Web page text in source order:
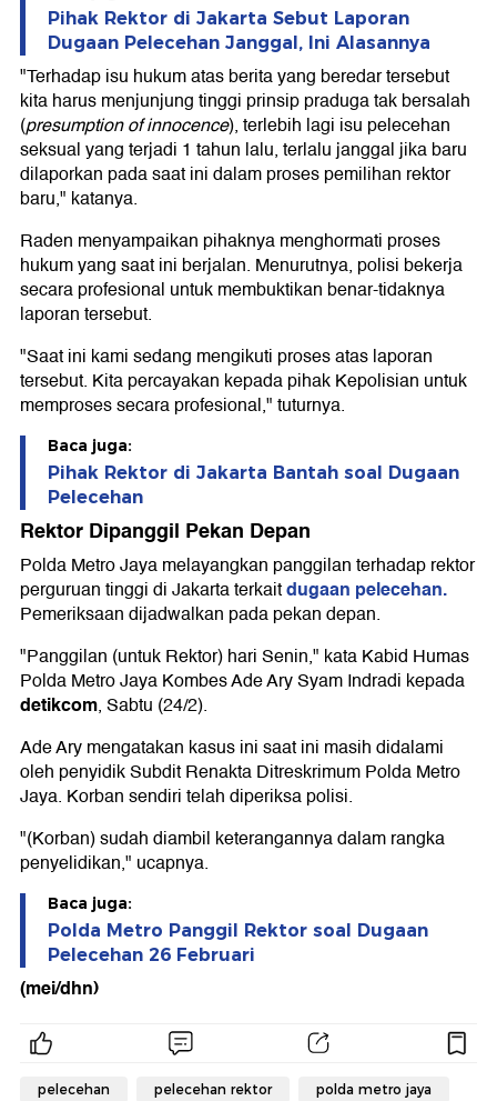
Pihak Rektor di Jakarta Sebut Laporan
Dugaan Pelecehan Janggal, Ini Alasannya
"Terhadap isu hukum atas berita yang beredar tersebut
kita harus menjunjung tinggi prinsip praduga tak bersalah
(presumption of innocence), terlebih lagi isu pelecehan
seksual yang terjadi 1 tahun lalu, terlalu janggal jika baru
dilaporkan pada saat ini dalam proses pemilihan rektor
baru," katanya.
Raden menyampaikan pihaknya menghormati proses
hukum yang saat ini berjalan. Menurutnya, polisi bekerja
secara profesional untuk membuktikan benar-tidaknya
laporan tersebut.
"Saat ini kami sedang mengikuti proses atas laporan
tersebut. Kita percayakan kepada pihak Kepolisian untuk
memproses secara profesional," tuturnya.
Baca juga:
Pihak Rektor di Jakarta Bantah soal Dugaan
Pelecehan
Rektor Dipanggil Pekan Depan
Polda Metro Jaya melayangkan panggilan terhadap rektor
perguruan tinggi di Jakarta terkaitdugaan pelecehan.
Pemeriksaan dijadwalkan pada pekan depan.
"Panggilan (untuk Rektor) hari Senin," kata Kabid Humas
Polda Metro Jaya Kombes Ade Ary Syam Indradi kepada
detikcom, Sabtu (24/2).
Ade Ary mengatakan kasus ini saat ini masih didalami
oleh penyidik Subdit Renakta Ditreskrimum Polda Metro
Jaya. Korban sendiri telah diperiksa polisi.
"(Korban) sudah diambil keterangannya dalam rangka
penyelidikan," ucapnya.
Baca juga:
Polda Metro Panggil Rektor soal Dugaan
Pelecehan 26 Februari
(mei/dhn)
pelecehan pelecehan rektor polda metro jaya